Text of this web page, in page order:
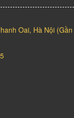
Oai, Hà Nội (Gần